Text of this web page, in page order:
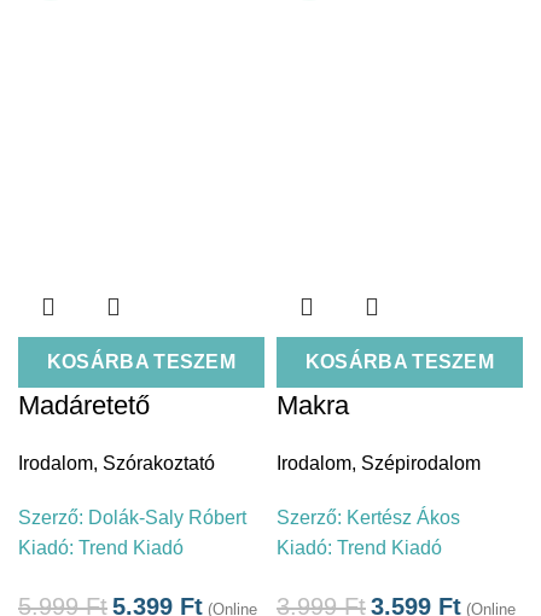
KOSÁRBA TESZEM
Madáretető
Irodalom, Szórakoztató
Szerző: Dolák-Saly Róbert
Kiadó: Trend Kiadó
5.999Ft5.399 Ft (Online
KOSÁRBA TESZEM
Makra
Irodalom, Szépirodalom
Szerző: Kertész Ákos
Kiadó: Trend Kiadó
3.999Ft3.599 Ft (Online